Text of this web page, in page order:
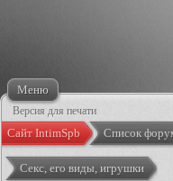
Меню
Версия для печати
Сайт IntimSpb Список
Секс, его виды, игрушки